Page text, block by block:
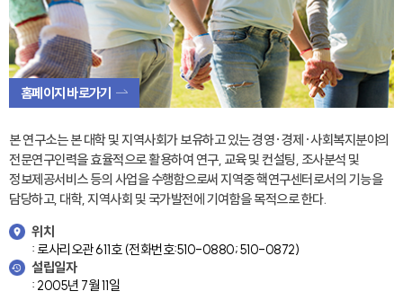
홈페이지 바로가기
본 연구소는 본 대학 및 지역사회가 보유하고 있는 경영·경제·사회복지분야의
전문연구인력을 효율적으로 활용하여 연구, 교육 및 컨설팅, 조사분석 및
정보제공서비스 등의 사업을 수행함으로써 지역중 핵연구센터로서의 기능을
담당하고, 대학, 지역사회 및 국가발전에 기여함을 목적으로 한다.
위치
: 로사리오관 611호 (전화번호:510-0880; 510-0872)
설립일자
: 2005년 7월 11일